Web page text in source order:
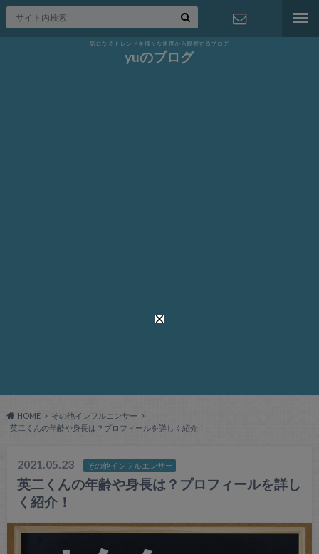
気になるトレンドを様々な角度から観察するブログ
yuのブログ
HOME
その他インフルエンサー
英二くんの年齢や身長は？プロフィールを詳しく紹介！
2021.05.23 その他インフルエンサー
英二くんの年齢や身長は？プロフィールを詳し
く紹介！